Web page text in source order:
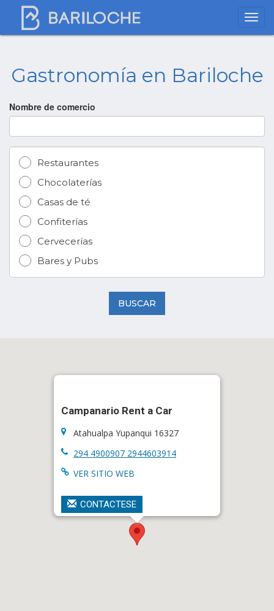
Gastronomía en Bariloche
Nombre de comercio
Restaurantes
Chocolaterías
Casas de té
Confiterías
Cervecerías
Bares y Pubs
BUSCAR
Campanario Rent a Car
Atahualpa Yupanqui 16327
294 4900907 2944603914
VER SITIO WEB
CONTACTESE